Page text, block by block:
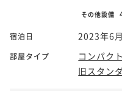
その他設備
宿泊日 2023年6
部屋タイプ
コンパク
旧スタン